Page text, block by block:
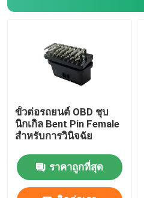
ขั้วต่อรถยนต์ OBD ชุบ
นิกเกิล Bent Pin Female
สำหรับการวินิจฉัย
ราคาถูกที่สุด